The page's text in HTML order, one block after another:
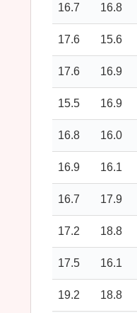
16.7 16.8
17.6 15.6
17.6 16.9
15.5 16.9
16.8 16.0
16.9 16.1
16.7 17.9
17.2 18.8
17.5 16.1
19.2 18.8